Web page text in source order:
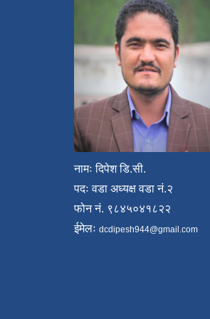
नामः दिपेश डि.सी.
पदः वडा अध्यक्ष वडा नं.२
फोन नं. ९८४५०४१८२२
ईमेलः dcdipesh944@gmail.com